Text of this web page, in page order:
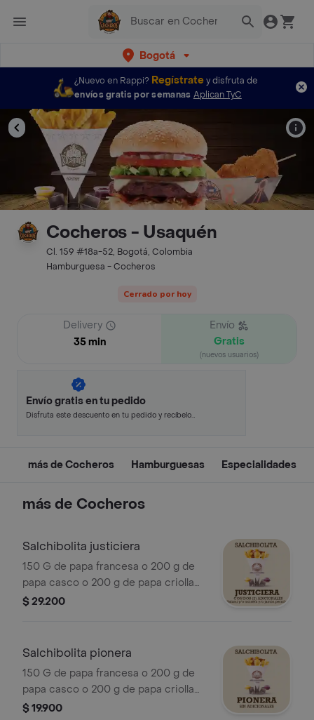
Bogotá
¿Nuevo en Rappi? Regístratey disfruta de
envíos gratis por semanas Aplican TyC
Cocheros - Usaquén
Cl. 159 #18a-52, Bogotá, Colombia
Hamburguesa - Cocheros
Cerrado por hoy
Delivery
35 min
Envío
Gratis
(nuevos usuarios)
Envío gratis en tu pedido
Disfruta este descuento en tu pedido y recíbelo
más de Cocheros Hamburguesas Especialidades
más de Cocheros
Salchibolita justiciera
150 G de papa francesa o 200 g de
papa casco o 200 g de papa criolla
más salsa queso cheddar o salsa
$ 29.200
Salchibolita pionera
150 G de papa francesa o 200 g de
papa casco o 200 g de papa criolla
más salsa queso cheddar o salsa
$ 19.900